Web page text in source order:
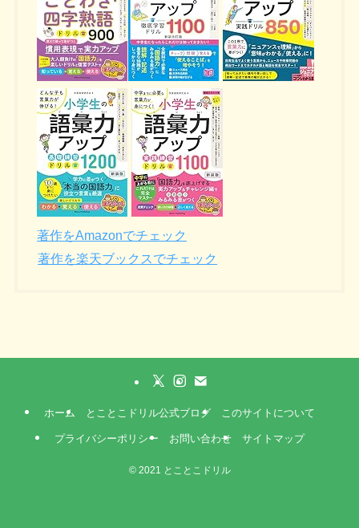
著作をAmazonでチェック
著作を楽天ブックスでチェック
ホーム とことこドリル公式ブログ このサイトについて
プライバシーポリシー お問い合わせ サイトマップ
© 2021 とことこドリル